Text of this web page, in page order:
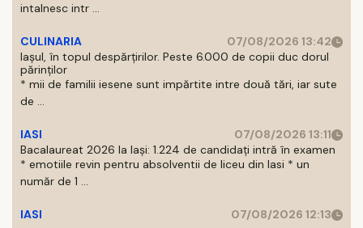
intalnesc intr ...
CULINARIA
07/08/2026 13:42
Iașul, în topul despărțirilor. Peste 6.000 de copii duc dorul
părinților
* mii de familii iesene sunt impărtite intre două tări, iar sute
de ...
IASI
07/08/2026 13:11
Bacalaureat 2026 la Iași: 1.224 de candidați intră în examen
* emotiile revin pentru absolventii de liceu din Iasi * un
număr de 1 ...
IASI 07/08/2026 12:13